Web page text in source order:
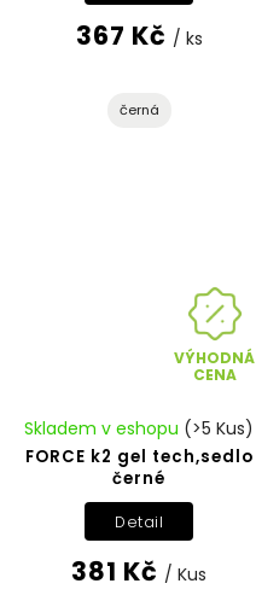
367 Kč / ks
černá
VÝHODNÁ
CENA
FORCE k2 gel tech,sedlo
černé
Skladem v eshopu (>5 Kus)
381 Kč / Kus
Detail